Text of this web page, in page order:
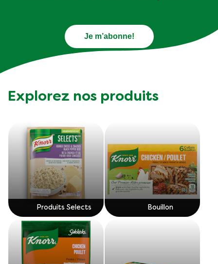
Je m’abonne!
Explorez nos produits
Produits Selects Bouillon